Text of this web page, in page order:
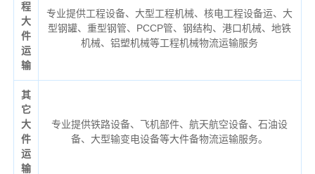
程
大
件
运
输
专业提供工程设备、大型工程机械、核电工程设备运、大
型钢罐、重型钢管、PCCP管、钢结构、港口机械、地铁
机械、铝塑机械等工程机械物流运输服务
其
它
大
件
运
输
专业提供铁路设备、飞机部件、航天航空设备、石油设
备、大型输变电设备等大件备物流运输服务。